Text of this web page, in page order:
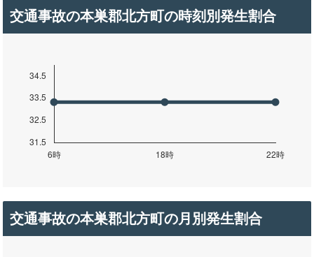
交通事故の本巣郡北方町の時刻別発生割合
交通事故の本巣郡北方町の月別発生割合